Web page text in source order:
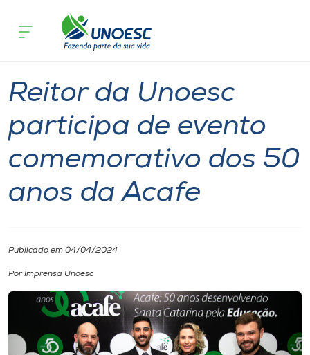
Cursos
Atendimento ao Estudante
Portal de Ensino
Internacionalização
I.nova
Reitoria
Reitor da Unoesc
participa de evento
comemorativo dos 50
anos da Acafe
Publicado em 04/04/2024
Por Imprensa Unoesc